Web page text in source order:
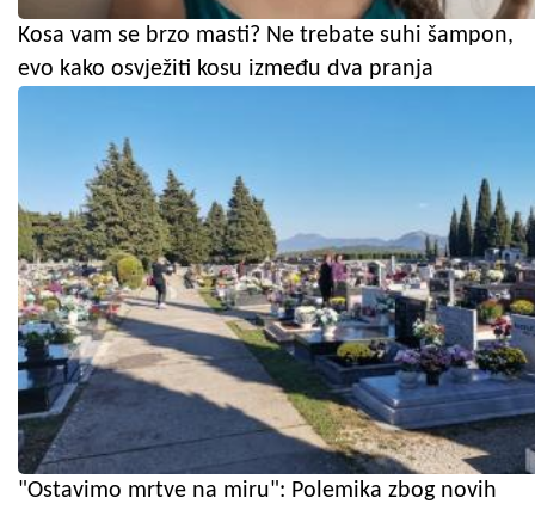
Kosa vam se brzo masti? Ne trebate suhi šampon,
evo kako osvježiti kosu između dva pranja
"Ostavimo mrtve na miru": Polemika zbog novih